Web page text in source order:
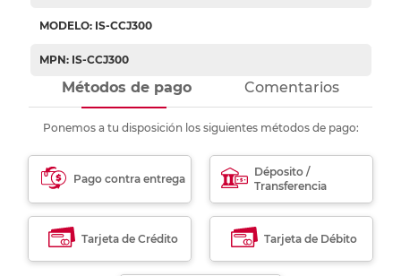
MODELO: IS-CCJ300
MPN: IS-CCJ300
Métodos de pago Comentarios
Ponemos a tu disposición los siguientes métodos de pago:
Pago contra entrega
Déposito /
Transferencia
Tarjeta de Crédito Tarjeta de Débito